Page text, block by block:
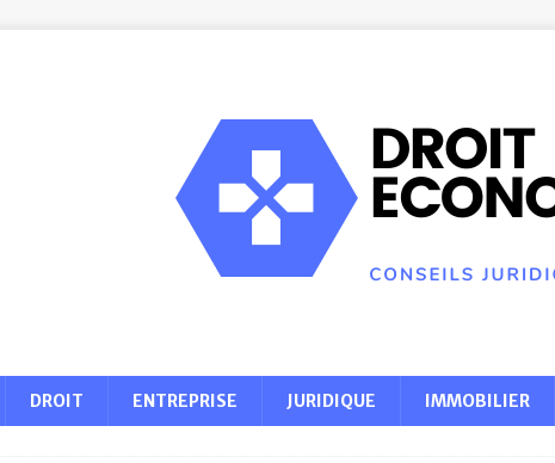
DROIT ENTREPRISE JURIDIQUE IMMOBILIER